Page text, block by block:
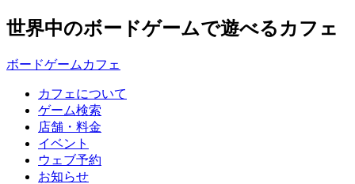
世界中のボードゲームで遊べるカフェ
ボードゲームカフェ
カフェについて
ゲーム検索
店舗・料金
イベント
ウェブ予約
お知らせ